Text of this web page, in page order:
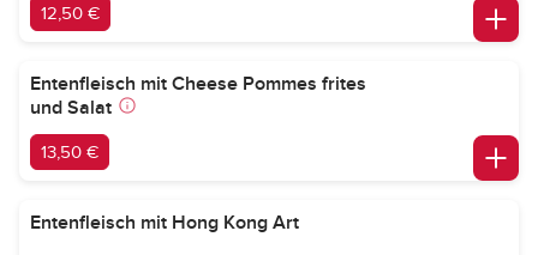
12,50 €
Entenfleisch mit Cheese Pommes frites
und Salat
13,50 €
Entenfleisch mit Hong Kong Art